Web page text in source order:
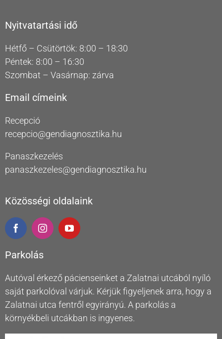
Nyitvatartási idő
Hétfő – Csütörtök: 8:00 – 18:30
Péntek: 8:00 – 16:30
Szombat – Vasárnap: zárva
Email címeink
Recepció
recepcio@gendiagnosztika.hu
Panaszkezelés
panaszkezeles@gendiagnosztika.hu
Közösségi oldalaink
Parkolás
Autóval érkező pácienseinket a Zalatnai utcából nyíló
saját parkolóval várjuk. Kérjük figyeljenek arra, hogy a
Zalatnai utca fentről egyirányú. A parkolás a
környékbeli utcákban is ingyenes.